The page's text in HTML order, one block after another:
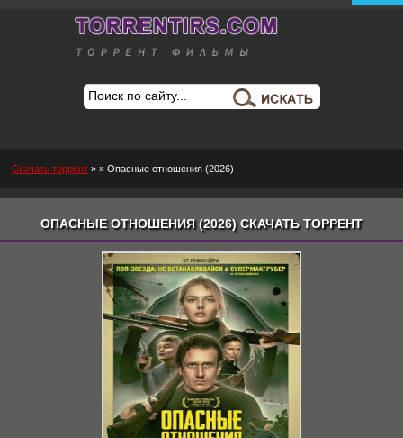
Скачать торрент » » Опасные отношения (2026)
ОПАСНЫЕ ОТНОШЕНИЯ (2026) СКАЧАТЬ ТОРРЕНТ